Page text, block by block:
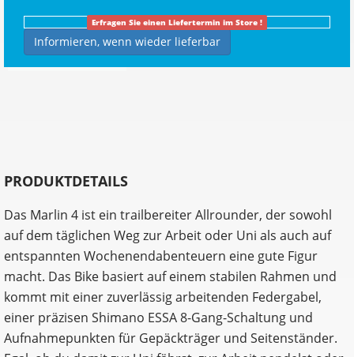
Erfragen Sie einen Liefertermin im Store !
Informieren, wenn wieder lieferbar
PRODUKTDETAILS
Das Marlin 4 ist ein trailbereiter Allrounder, der sowohl
auf dem täglichen Weg zur Arbeit oder Uni als auch auf
entspannten Wochenendabenteuern eine gute Figur
macht. Das Bike basiert auf einem stabilen Rahmen und
kommt mit einer zuverlässig arbeitenden Federgabel,
einer präzisen Shimano ESSA 8-Gang-Schaltung und
Aufnahmepunkten für Gepäckträger und Seitenständer.